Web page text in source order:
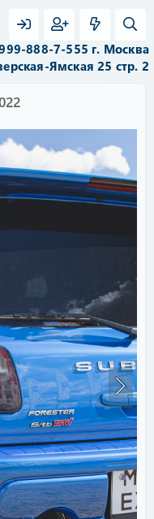
888-7-555 г. Москва
Ямская 25 стр. 2